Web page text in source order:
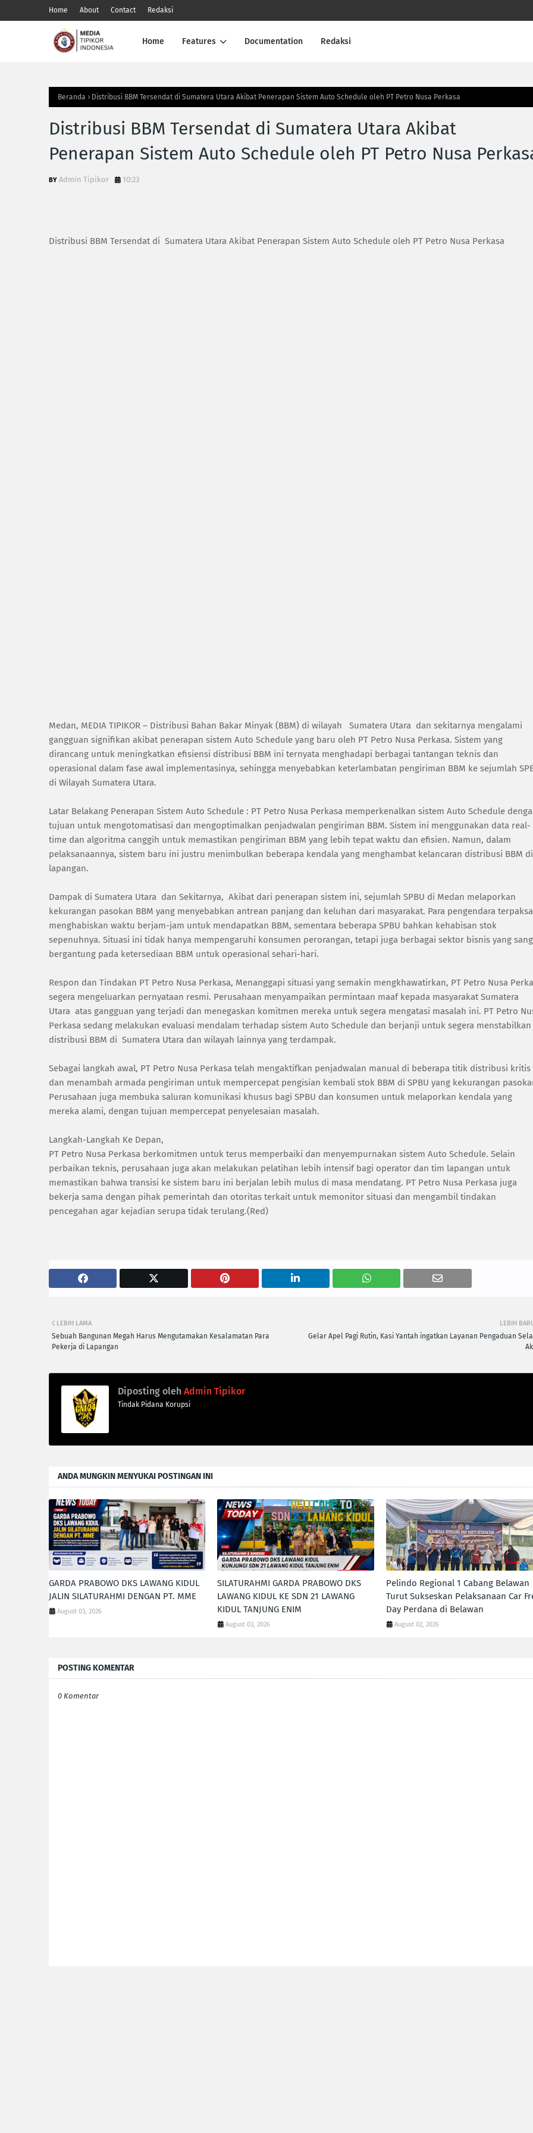
Home About Contact Redaksi
Home Features Documentation Redaksi
Beranda Distribusi BBM Tersendat di Sumatera Utara Akibat Penerapan Sistem Auto Schedule oleh PT Petro Nusa Perkasa
Distribusi BBM Tersendat di Sumatera Utara Akibat
Penerapan Sistem Auto Schedule oleh PT Petro Nusa
Admin Tipikor 10:23
Distribusi BBM Tersendat di Sumatera Utara Akibat Penerapan Sistem Auto Schedule oleh PT Petro Nusa Perkasa
Medan, MEDIA TIPIKOR – Distribusi Bahan Bakar Minyak (BBM) di wilayah Sumatera Utara dan sekitarnya mengalami
gangguan signifikan akibat penerapan sistem Auto Schedule yang baru oleh PT Petro Nusa Perkasa. Sistem yang
dirancang untuk meningkatkan efisiensi distribusi BBM ini ternyata menghadapi berbagai tantangan teknis dan
operasional dalam fase awal implementasinya, sehingga menyebabkan keterlambatan pengiriman BBM ke sejumlah
di Wilayah Sumatera Utara.
Latar Belakang Penerapan Sistem Auto Schedule : PT Petro Nusa Perkasa memperkenalkan sistem Auto Schedule
tujuan untuk mengotomatisasi dan mengoptimalkan penjadwalan pengiriman BBM. Sistem ini menggunakan data real-
time dan algoritma canggih untuk memastikan pengiriman BBM yang lebih tepat waktu dan efisien. Namun, dalam
pelaksanaannya, sistem baru ini justru menimbulkan beberapa kendala yang menghambat kelancaran distribusi BBM di
lapangan.
Dampak di Sumatera Utara dan Sekitarnya, Akibat dari penerapan sistem ini, sejumlah SPBU di Medan melaporkan
kekurangan pasokan BBM yang menyebabkan antrean panjang dan keluhan dari masyarakat. Para pengendara terpaksa
menghabiskan waktu berjam-jam untuk mendapatkan BBM, sementara beberapa SPBU bahkan kehabisan stok
sepenuhnya. Situasi ini tidak hanya mempengaruhi konsumen perorangan, tetapi juga berbagai sektor bisnis yang
bergantung pada ketersediaan BBM untuk operasional sehari-hari.
Respon dan Tindakan PT Petro Nusa Perkasa, Menanggapi situasi yang semakin mengkhawatirkan, PT Petro Nusa
segera mengeluarkan pernyataan resmi. Perusahaan menyampaikan permintaan maaf kepada masyarakat Sumatera
Utara atas gangguan yang terjadi dan menegaskan komitmen mereka untuk segera mengatasi masalah ini. PT Petro
Perkasa sedang melakukan evaluasi mendalam terhadap sistem Auto Schedule dan berjanji untuk segera menstabilkan
distribusi BBM di Sumatera Utara dan wilayah lainnya yang terdampak.
Sebagai langkah awal, PT Petro Nusa Perkasa telah mengaktifkan penjadwalan manual di beberapa titik distribusi kritis
dan menambah armada pengiriman untuk mempercepat pengisian kembali stok BBM di SPBU yang kekurangan
Perusahaan juga membuka saluran komunikasi khusus bagi SPBU dan konsumen untuk melaporkan kendala yang
mereka alami, dengan tujuan mempercepat penyelesaian masalah.
Langkah-Langkah Ke Depan,
PT Petro Nusa Perkasa berkomitmen untuk terus memperbaiki dan menyempurnakan sistem Auto Schedule. Selain
perbaikan teknis, perusahaan juga akan melakukan pelatihan lebih intensif bagi operator dan tim lapangan untuk
memastikan bahwa transisi ke sistem baru ini berjalan lebih mulus di masa mendatang. PT Petro Nusa Perkasa juga
bekerja sama dengan pihak pemerintah dan otoritas terkait untuk memonitor situasi dan mengambil tindakan
pencegahan agar kejadian serupa tidak terulang.(Red)
LEBIH
Gelar Apel Pagi Rutin, Kasi Yantah ingatkan Layanan Pengaduan
LEBIH LAMA
Sebuah Bangunan Megah Harus Mengutamakan Kesalamatan Para
Pekerja di Lapangan
Diposting oleh Admin Tipikor
Tindak Pidana Korupsi
ANDA MUNGKIN MENYUKAI POSTINGAN INI
GARDA PRABOWO DKS LAWANG KIDUL
JALIN SILATURAHMI DENGAN PT. MME
August 03, 2026
SILATURAHMI GARDA PRABOWO DKS
LAWANG KIDUL KE SDN 21 LAWANG
KIDUL TANJUNG ENIM
August 03, 2026
Pelindo Regional 1 Cabang Belawan
Turut Sukseskan Pelaksanaan Car
Day Perdana di Belawan
August 02, 2026
POSTING KOMENTAR
0 Komentar